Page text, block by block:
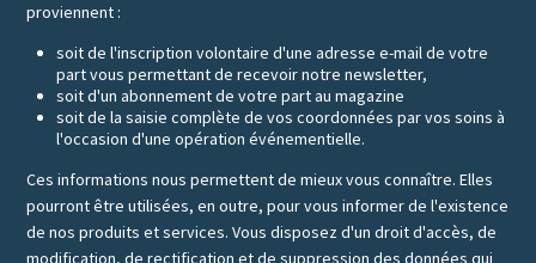
proviennent :
soit de l'inscription volontaire d'une adresse e-mail de votre
part vous permettant de recevoir notre newsletter,
soit d'un abonnement de votre part au magazine
soit de la saisie complète de vos coordonnées par vos soins à
l'occasion d'une opération événementielle.
Ces informations nous permettent de mieux vous connaître. Elles
pourront être utilisées, en outre, pour vous informer de l'existence
de nos produits et services. Vous disposez d'un droit d'accès, de
modification, de rectification et de suppression des données qui